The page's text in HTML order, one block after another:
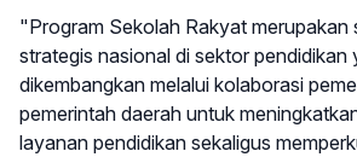
"Program Sekolah Rakyat merupakan
strategis nasional di sektor pendidikan
dikembangkan melalui kolaborasi
pemerintah daerah untuk
layanan pendidikan sekaligus